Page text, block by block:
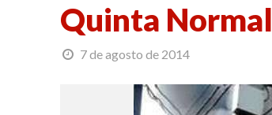
Quinta Normal
7 de agosto de 2014